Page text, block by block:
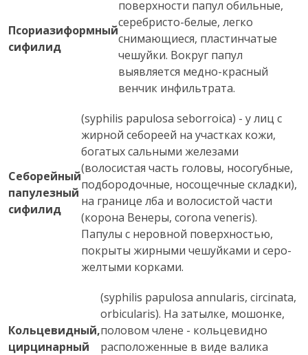
Псориазиформный
сифилид
поверхности папул обильные,
серебристо-белые, легко
снимающиеся, пластинчатые
чешуйки. Вокруг папул
выявляется медно-красный
венчик инфильтрата.
Себорейный
папулезный
сифилид
(syphilis papulosa seborroica) - у лиц с
жирной себореей на участках кожи,
богатых сальными железами
(волосистая часть головы, носогубные,
подбородочные, носощечные складки),
на границе лба и волосистой части
(корона Венеры, corona veneris).
Папулы с неровной поверхностью,
покрыты жирными чешуйками и серо-
желтыми корками.
Кольцевидный,
цирцинарный
(syphilis papulosa annularis, circinata,
orbicularis). На затылке, мошонке,
половом члене - кольцевидно
расположенные в виде валика